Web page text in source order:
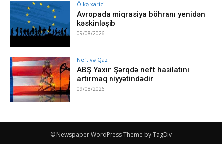
Ölkə xarici
Avropada miqrasiya böhranı yenidən
kəskinləşib
09/08/2026
Neft və Qaz
ABŞ Yaxın Şərqdə neft hasilatını
artırmaq niyyətindədir
09/08/2026
© Newspaper WordPress Theme by TagDiv